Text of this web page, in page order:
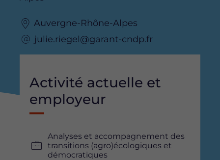
Auvergne-Rhône-Alpes
julie.riegel@garant-cndp.fr
Activité actuelle et
employeur
Analyses et accompagnement des
transitions (agro)écologiques et
démocratiques